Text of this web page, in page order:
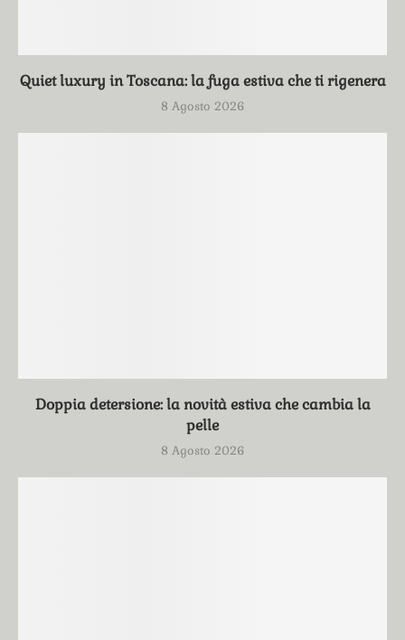
Quiet luxury in Toscana: la fuga estiva che ti rigenera
8 Agosto 2026
Doppia detersione: la novità estiva che cambia la
pelle
8 Agosto 2026